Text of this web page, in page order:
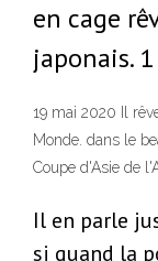
en cage
japonais.
19 mai 2020 Il
Monde. dans le
Coupe d'Asie de
Il en parle
si quand la